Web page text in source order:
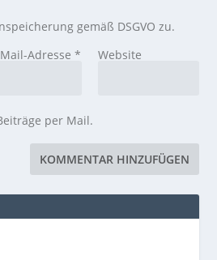
gemäß DSGVO zu.
Adresse * Website
per Mail.